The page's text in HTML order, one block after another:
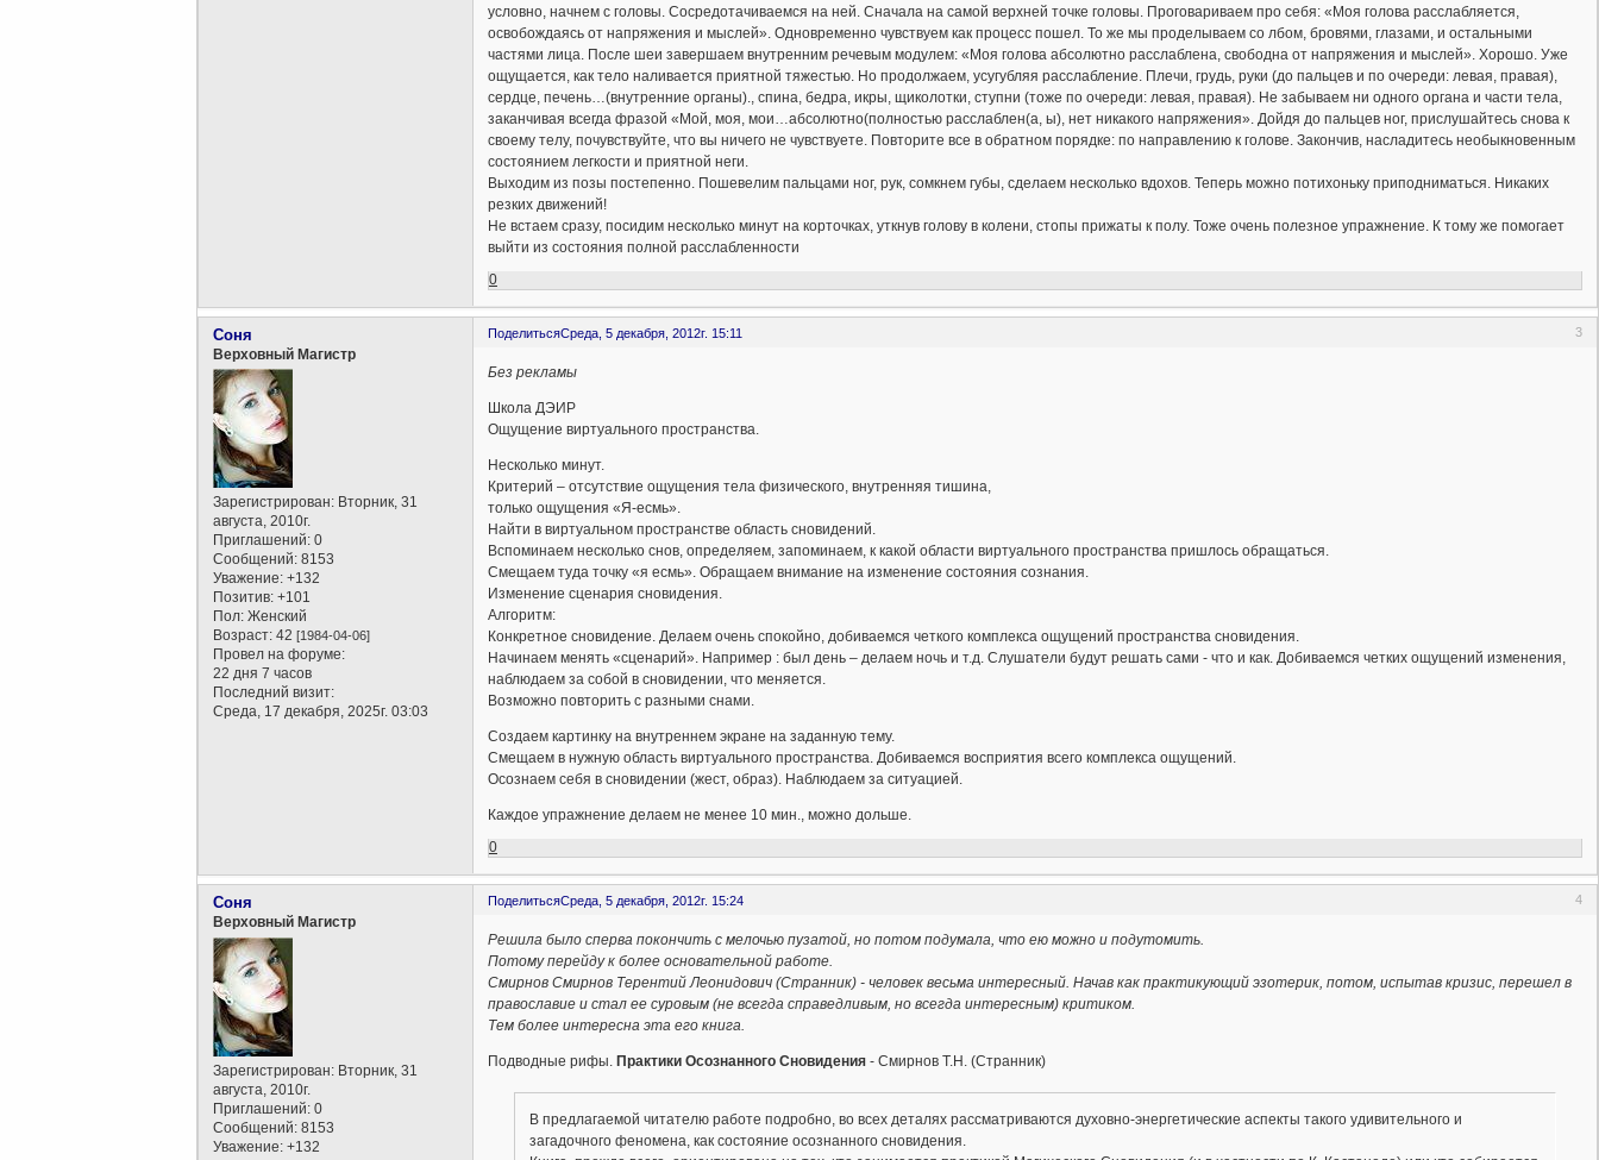
условно, начнем с головы. Сосредотачиваемся на ней. Сначала на самой верхней точке головы. Проговариваем про себя: «Моя голова расслабляется,
освобождаясь от напряжения и мыслей». Одновременно чувствуем как процесс пошел. То же мы проделываем со лбом, бровями, глазами, и остальными
частями лица. После шеи завершаем внутренним речевым модулем: «Моя голова абсолютно расслаблена, свободна от напряжения и мыслей». Хорошо. Уже
ощущается, как тело наливается приятной тяжестью. Но продолжаем, усугубляя расслабление. Плечи, грудь, руки (до пальцев и по очереди: левая, правая),
сердце, печень…(внутренние органы)., спина, бедра, икры, щиколотки, ступни (тоже по очереди: левая, правая). Не забываем ни одного органа и части тела,
заканчивая всегда фразой «Мой, моя, мои…абсолютно(полностью расслаблен(а, ы), нет никакого напряжения». Дойдя до пальцев ног, прислушайтесь снова к
своему телу, почувствуйте, что вы ничего не чувствуете. Повторите все в обратном порядке: по направлению к голове. Закончив, насладитесь необыкновенным
состоянием легкости и приятной неги.
Выходим из позы постепенно. Пошевелим пальцами ног, рук, сомкнем губы, сделаем несколько вдохов. Теперь можно потихоньку приподниматься. Никаких
резких движений!
Не встаем сразу, посидим несколько минут на корточках, уткнув голову в колени, стопы прижаты к полу. Тоже очень полезное упражнение. К тому же помогает
выйти из состояния полной расслабленности
0
Поделиться 3
Среда, 5 декабря, 2012г. 15:11
Соня
Верховный Магистр
Зарегистрирован: Вторник, 31
августа, 2010г.
Приглашений: 0
Сообщений: 8153
Уважение: +132
Позитив: +101
Пол: Женский
Возраст: 42[1984-04-06]
Провел на форуме:
22 дня 7 часов
Последний визит:
Среда, 17 декабря, 2025г. 03:03
Без рекламы
Школа ДЭИР
Ощущение виртуального пространства.
Несколько минут.
Критерий – отсутствие ощущения тела физического, внутренняя тишина,
только ощущения «Я-есмь».
Найти в виртуальном пространстве область сновидений.
Вспоминаем несколько снов, определяем, запоминаем, к какой области виртуального пространства пришлось обращаться.
Смещаем туда точку «я есмь». Обращаем внимание на изменение состояния сознания.
Изменение сценария сновидения.
Алгоритм:
Конкретное сновидение. Делаем очень спокойно, добиваемся четкого комплекса ощущений пространства сновидения.
Начинаем менять «сценарий». Например : был день – делаем ночь и т.д. Слушатели будут решать сами - что и как. Добиваемся четких ощущений изменения,
наблюдаем за собой в сновидении, что меняется.
Возможно повторить с разными снами.
Создаем картинку на внутреннем экране на заданную тему.
Смещаем в нужную область виртуального пространства. Добиваемся восприятия всего комплекса ощущений.
Осознаем себя в сновидении (жест, образ). Наблюдаем за ситуацией.
Каждое упражнение делаем не менее 10 мин., можно дольше.
0
Поделиться 4
Среда, 5 декабря, 2012г. 15:24
Соня
Верховный Магистр
Зарегистрирован: Вторник, 31
августа, 2010г.
Приглашений: 0
Сообщений: 8153
Уважение: +132
Решила было сперва покончить с мелочью пузатой, но потом подумала, что ею можно и подутомить.
Потому перейду к более основательной работе.
Смирнов Смирнов Терентий Леонидович (Странник) - человек весьма интересный. Начав как практикующий эзотерик, потом, испытав кризис, перешел в
православие и стал ее суровым (не всегда справедливым, но всегда интересным) критиком.
Тем более интересна эта его книга.
Подводные рифы.Практики Осознанного Сновидения - Смирнов Т.Н. (Странник)
В предлагаемой читателю работе подробно, во всех деталях рассматриваются духовно-энергетические аспекты такого удивительного и
загадочного феномена, как состояние осознанного сновидения.